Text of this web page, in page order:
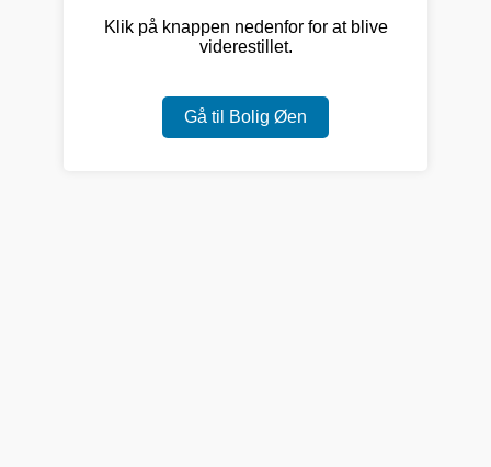
Klik på knappen nedenfor for at blive
viderestillet.
Gå til Bolig Øen